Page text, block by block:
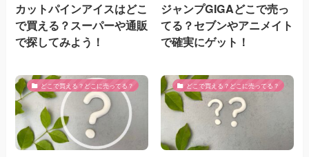
カットパインアイスはどこ
で買える？スーパーや通販
で探してみよう！
ジャンプGIGAどこで売っ
てる？セブンやアニメイト
で確実にゲット！
どこで買える？どこに売ってる？ どこで買える？どこに売ってる？